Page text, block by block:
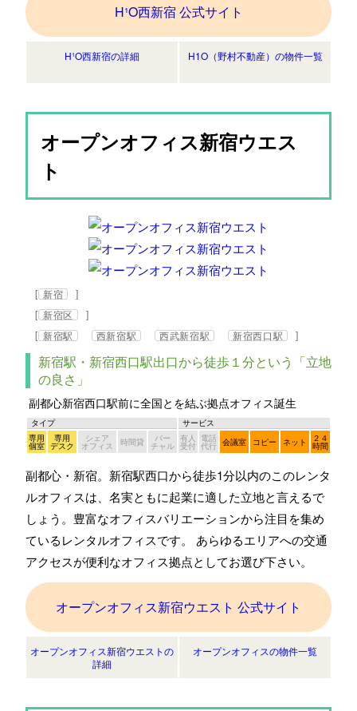
H¹O西新宿 公式サイト
H¹O西新宿の詳細 H1O（野村不動産）の物件一覧
オープンオフィス新宿ウエス
ト
[ 新宿
]
[ 新宿区
]
[ 新宿駅 西新宿駅 西武新宿駅 新宿西口駅 ]
新宿駅・新宿西口駅出口から徒歩１分という「立地
の良さ」
副都心新宿西口駅前に全国とを結ぶ拠点オフィス誕生
タイプ
サービス
専用
個室
専用
デスク
シェア
オフィス 時間貸 バー
チャル
有人
受付
電話
代行 会議室 コピー ネット ２４
時間
副都心・新宿。新宿駅西口から徒歩1分以内のこのレンタ
ルオフィスは、名実ともに起業に適した立地と言えるで
しょう。豊富なオフィスバリエーションから注目を集め
ているレンタルオフィスです。 あらゆるエリアへの交通
アクセスが便利なオフィス拠点としてお選び下さい。
オープンオフィス新宿ウエスト 公式サイト
オープンオフィス新宿ウエストの
詳細
オープンオフィスの物件一覧